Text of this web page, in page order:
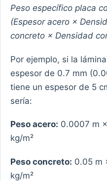
Peso específico placa
(Espesor acero ×
concreto × Densidad
Por ejemplo, si la
espesor de 0.7 mm
tiene un espesor de 5
sería:
Peso acero: 0.0007 m
kg/m²
Peso concreto: 0.05 m
kg/m²